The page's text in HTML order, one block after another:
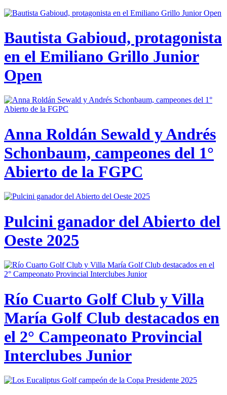
Bautista Gabioud, protagonista
en el Emiliano Grillo Junior
Open
Anna Roldán Sewald y Andrés
Schonbaum, campeones del 1°
Abierto de la FGPC
Pulcini ganador del Abierto del
Oeste 2025
Río Cuarto Golf Club y Villa
María Golf Club destacados en
el 2° Campeonato Provincial
Interclubes Junior